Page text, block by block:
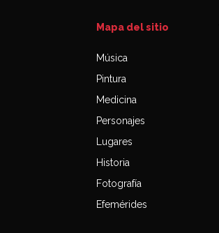
Mapa del sitio
Música
Pintura
Medicina
Personajes
Lugares
Historia
Fotografía
Efemérides